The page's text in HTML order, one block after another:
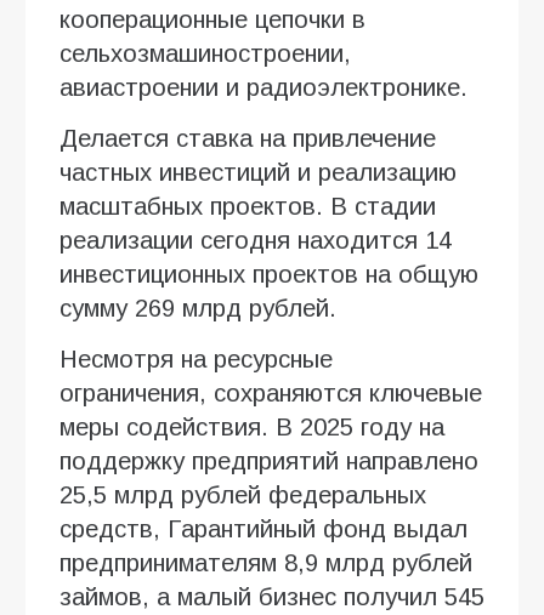
кооперационные цепочки в
сельхозмашиностроении,
авиастроении и радиоэлектронике.
Делается ставка на привлечение
частных инвестиций и реализацию
масштабных проектов. В стадии
реализации сегодня находится 14
инвестиционных проектов на общую
сумму 269 млрд рублей.
Несмотря на ресурсные
ограничения, сохраняются ключевые
меры содействия. В 2025 году на
поддержку предприятий направлено
25,5 млрд рублей федеральных
средств, Гарантийный фонд выдал
предпринимателям 8,9 млрд рублей
займов, а малый бизнес получил 545